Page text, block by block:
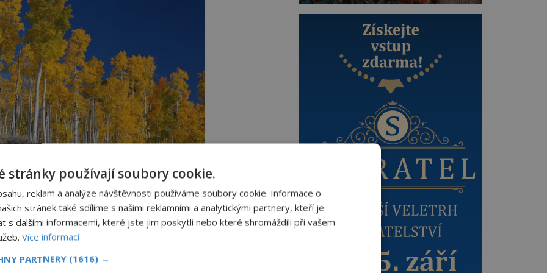
, je jedním z nejstarších známých klonálních
stáří se pohybují od 16 000 do 37 000 let podle
se v Utahu ve Spojených státech. Foto: J
PublicPrastarý tis i legendární sekvoj
stromy rozeseté po světě. Ve
prastarý tis Llangernyw Yew, jehož
000 let.
stránky používají soubory cookie.
reklam a analýze návštěvnosti používáme soubory cookie. Informace o
stránek také sdílíme s našimi reklamními a analytickými partnery, kteří je
s dalšími informacemi, které jste jim poskytli nebo které shromáždili při vašem
Více informací
PARTNERY (1616) →